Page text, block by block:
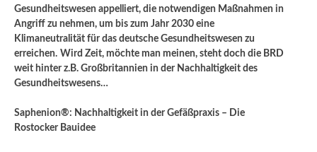
Gesundheitswesen appelliert, die notwendigen Maßnahmen in
Angriff zu nehmen, um bis zum Jahr 2030 eine
Klimaneutralität für das deutsche Gesundheitswesen zu
erreichen. Wird Zeit, möchte man meinen, steht doch die BRD
weit hinter z.B. Großbritannien in der Nachhaltigkeit des
Gesundheitswesens…
Saphenion®: Nachhaltigkeit in der Gefäßpraxis – Die
Rostocker Bauidee